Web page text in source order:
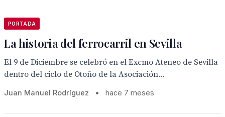
PORTADA
La historia del ferrocarril en Sevilla
El 9 de Diciembre se celebró en el Excmo Ateneo de Sevilla
dentro del ciclo de Otoño de la Asociación...
Juan Manuel Rodríguez • hace 7 meses